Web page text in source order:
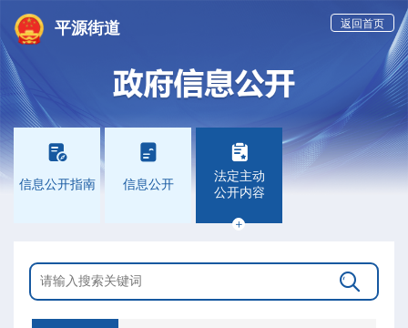
平源街道 返回首页

信息公开指南

信息公开

法定主动
公开内容

